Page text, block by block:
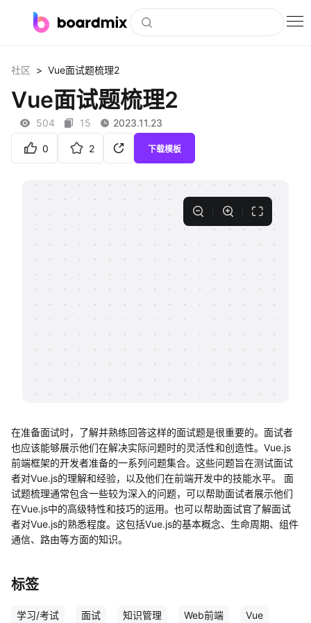
社区资源
下载
支持
社区 > Vue面试题梳理2
Vue面试题梳理2
504 15 2023.11.23
0 2 下载模板
在准备面试时，了解并熟练回答这样的面试题是很重要的。面试者
也应该能够展示他们在解决实际问题时的灵活性和创造性。Vue.js
前端框架的开发者准备的一系列问题集合。这些问题旨在测试面试
者对Vue.js的理解和经验，以及他们在前端开发中的技能水平。 面
试题梳理通常包含一些较为深入的问题，可以帮助面试者展示他们
在Vue.js中的高级特性和技巧的运用。也可以帮助面试官了解面试
者对Vue.js的熟悉程度。这包括Vue.js的基本概念、生命周期、组件
通信、路由等方面的知识。
标签
学习/考试 面试 知识管理 Web前端 Vue